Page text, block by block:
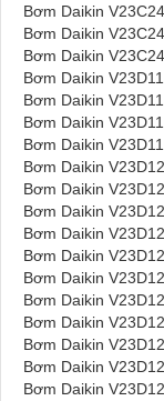
Bơm Daikin
Bơm Daikin
Bơm Daikin
Bơm Daikin
Bơm Daikin
Bơm Daikin
Bơm Daikin
Bơm Daikin
Bơm Daikin
Bơm Daikin
Bơm Daikin
Bơm Daikin
Bơm Daikin
Bơm Daikin
Bơm Daikin
Bơm Daikin
Bơm Daikin
Bơm Daikin